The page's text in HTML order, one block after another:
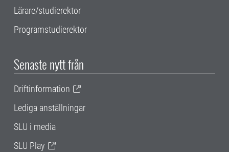
Lärare/studierektor
Programstudierektor
Senaste nytt från
Driftinformation
Lediga anställningar
SLU i media
SLU Play